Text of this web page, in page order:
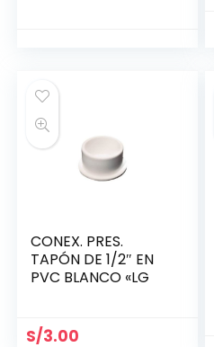
CONEX. PRES.
TAPÓN DE 1/2″ EN
PVC BLANCO «LG
S/3.00